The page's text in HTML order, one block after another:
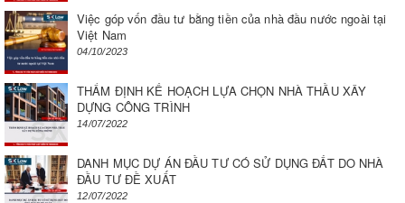
Việc góp vốn đầu tư bằng tiền của nhà đầu nước ngoài tại
Việt Nam
04/10/2023
THẨM ĐỊNH KẾ HOẠCH LỰA CHỌN NHÀ THẦU XÂY
DỰNG CÔNG TRÌNH
14/07/2022
DANH MỤC DỰ ÁN ĐẦU TƯ CÓ SỬ DỤNG ĐẤT DO NHÀ
ĐẦU TƯ ĐỀ XUẤT
12/07/2022